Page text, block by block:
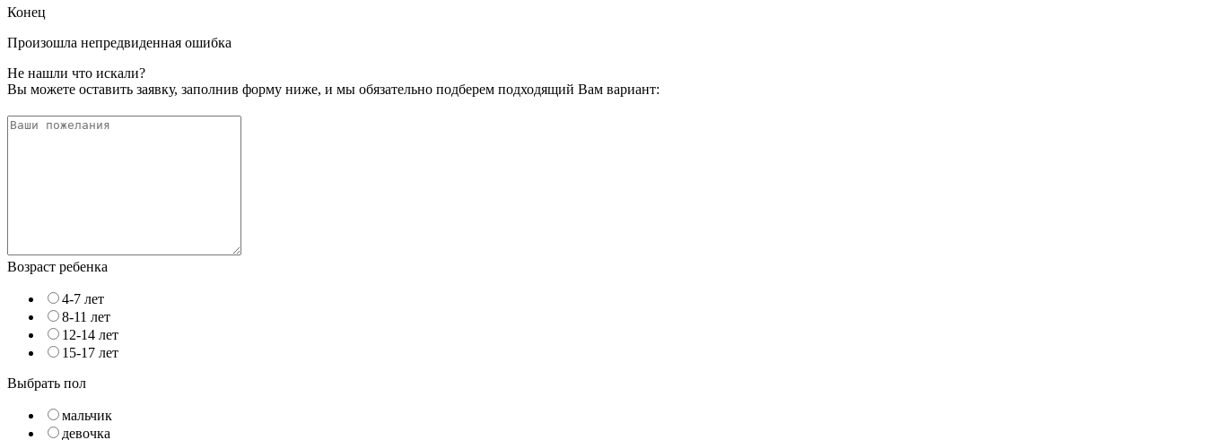
Конец
Произошла непредвиденная ошибка
Не нашли что искали?
Вы можете оставить заявку, заполнив форму ниже, и мы обязательно подберем подходящий Вам вариант:
Возраст ребенка
4-7 лет
8-11 лет
12-14 лет
15-17 лет
Выбрать пол
мальчик
девочка